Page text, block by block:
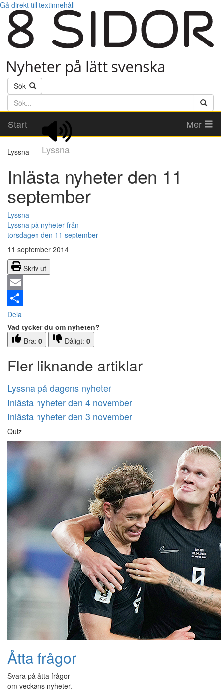
Gå direkt till textinnehåll
Sök
Söktext
Start
Lyssna
Mer
Lyssna
Inlästa nyheter den 11
september
Lyssna
Lyssna på nyheter från
torsdagen den 11 september
11 september 2014
Skriv ut
Email
Dela
Vad tycker du om nyheten?
Bra: 0 Dåligt: 0
Fler liknande artiklar
Lyssna på dagens nyheter
Inlästa nyheter den 4 november
Inlästa nyheter den 3 november
Quiz
Åtta frågor
Svara på åtta frågor
om veckans nyheter.